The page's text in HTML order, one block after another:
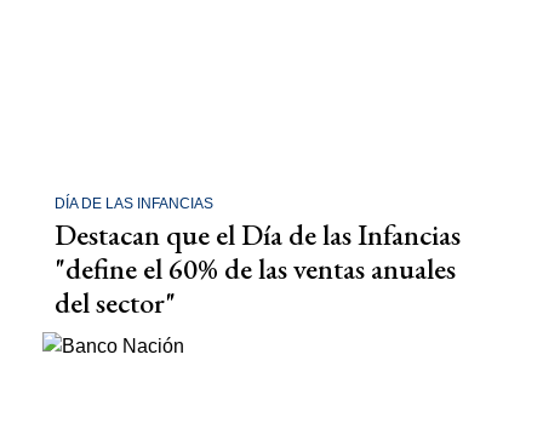
DÍA DE LAS INFANCIAS
Destacan que el Día de las Infancias
"define el 60% de las ventas anuales
del sector"